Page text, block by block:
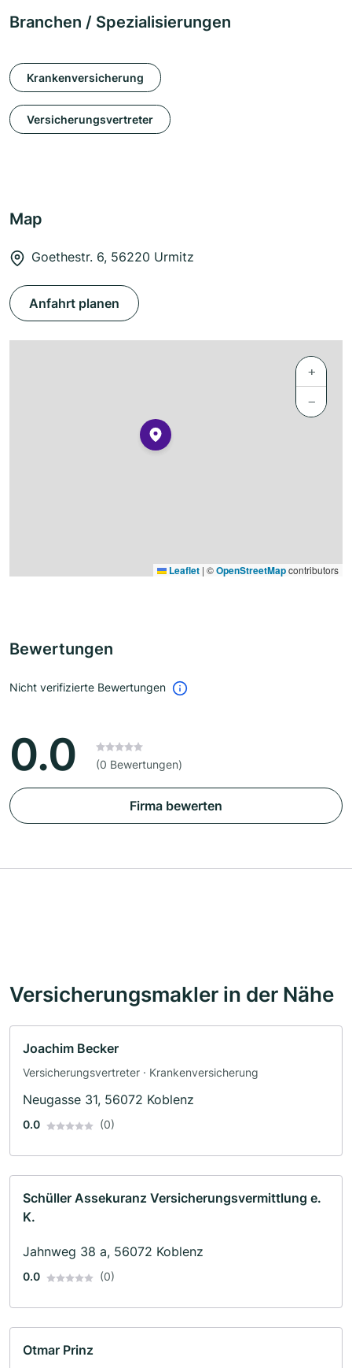
Branchen / Spezialisierungen
Krankenversicherung
Versicherungsvertreter
Map
Goethestr. 6, 56220 Urmitz
Anfahrt planen
+
−
Leaflet | ©OpenStreetMapcontributors
Bewertungen
Nicht verifizierte Bewertungen
0.0 (0 Bewertungen)
Firma bewerten
Versicherungsmakler in der Nähe
Joachim Becker
Versicherungsvertreter · Krankenversicherung
Neugasse 31, 56072 Koblenz
0.0 (0)
Schüller Assekuranz Versicherungsvermittlung e.
K.
Jahnweg 38 a, 56072 Koblenz
0.0 (0)
Otmar Prinz